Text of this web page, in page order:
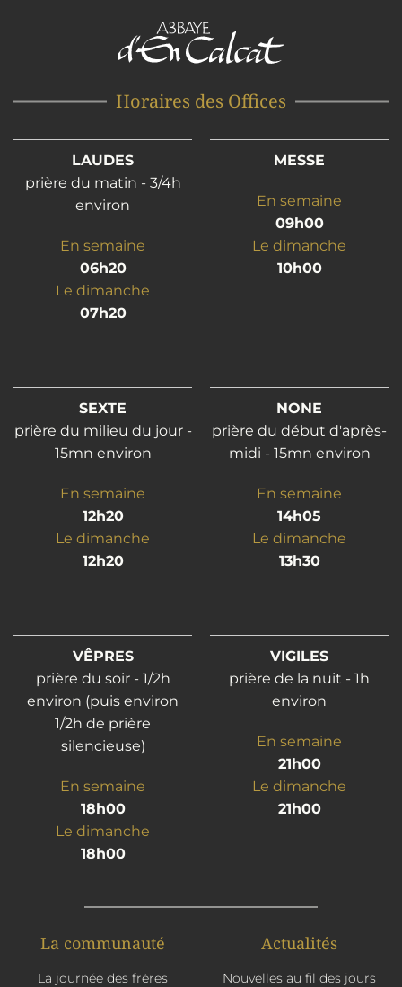
Horaires des Offices
LAUDES
prière du matin - 3/4h
environ
En semaine
06h20
Le dimanche
07h20
MESSE
En semaine
09h00
Le dimanche
10h00
SEXTE
prière du milieu du jour -
15mn environ
En semaine
12h20
Le dimanche
12h20
NONE
prière du début d'après-
midi - 15mn environ
En semaine
14h05
Le dimanche
13h30
VÊPRES
prière du soir - 1/2h
environ (puis environ
1/2h de prière
silencieuse)
En semaine
18h00
Le dimanche
18h00
VIGILES
prière de la nuit - 1h
environ
En semaine
21h00
Le dimanche
21h00
La communauté
La journée des frères
Actualités
Nouvelles au fil des jours